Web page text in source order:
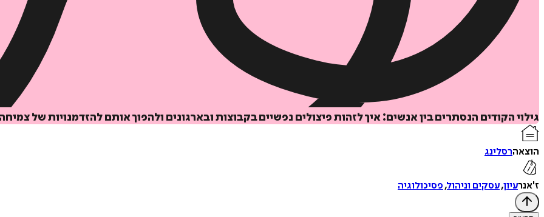
הוספה
גילוי הקודים הנסתרים בין אנשים: איך לזהות פיצולים נפשיים בקבוצות ובארגונים ולהפוך אותם להזדמנויות של צמיחה
הוצאהרסלינג
ז'אנרעיון,עסקים וניהול, פסיכולוגיה